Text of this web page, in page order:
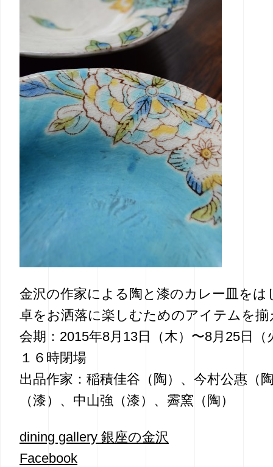
金沢の作家による陶と漆のカレー皿をは
卓をお洒落に楽しむためのアイテムを
会期：2015年8月13日（木）〜8月25日
１６時閉場
出品作家：稲積佳谷（陶）、今村公惠（
（漆）、中山強（漆）、霽窯（陶）
dining gallery 銀座の金沢
Facebook